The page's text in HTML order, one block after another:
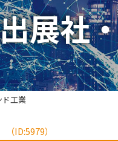
出展社
ド工業
（ID:5979）